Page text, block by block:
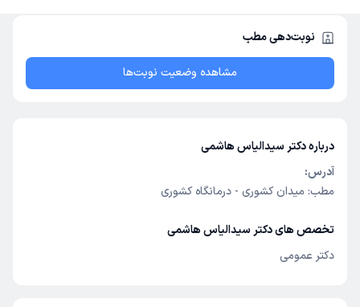
نوبت‌دهی مطب
مشاهده وضعیت نوبت‌ها
درباره دکتر سیدالیاس هاشمی
آدرس:
مطب: میدان کشوری - درمانگاه کشوری
تخصص های دکتر سیدالیاس هاشمی
دکتر عمومی